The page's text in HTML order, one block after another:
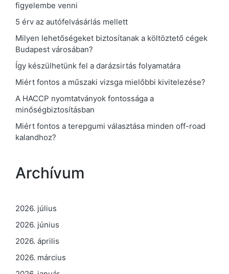
figyelembe venni
5 érv az autófelvásárlás mellett
Milyen lehetőségeket biztosítanak a költöztető cégek
Budapest városában?
Így készülhetünk fel a darázsirtás folyamatára
Miért fontos a műszaki vizsga mielőbbi kivitelezése?
A HACCP nyomtatványok fontossága a
minőségbiztosításban
Miért fontos a terepgumi választása minden off-road
kalandhoz?
Archívum
2026. július
2026. június
2026. április
2026. március